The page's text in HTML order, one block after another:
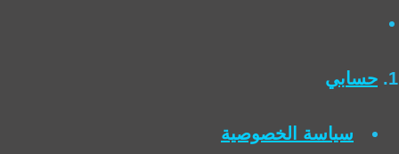
حسابي
سياسة الخصوصية